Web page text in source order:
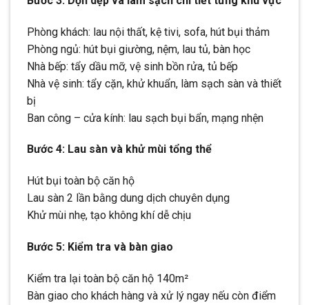
Phòng khách: lau nội thất, kệ tivi, sofa, hút bụi thảm
Phòng ngủ: hút bụi giường, nệm, lau tủ, bàn học
Nhà bếp: tẩy dầu mỡ, vệ sinh bồn rửa, tủ bếp
Nhà vệ sinh: tẩy cặn, khử khuẩn, làm sạch sàn và thiết
bị
Ban công – cửa kính: lau sạch bụi bẩn, mạng nhện
Bước 4: Lau sàn và khử mùi tổng thể
Hút bụi toàn bộ căn hộ
Lau sàn 2 lần bằng dung dịch chuyên dụng
Khử mùi nhẹ, tạo không khí dễ chịu
Bước 5: Kiểm tra và bàn giao
Kiểm tra lại toàn bộ căn hộ 140m²
Bàn giao cho khách hàng và xử lý ngay nếu còn điểm